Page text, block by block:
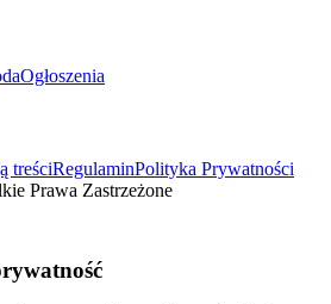
Ogłoszenia
treściRegulaminPolityka Prywatności
Prawa Zastrzeżone